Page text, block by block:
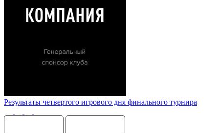
Результаты четвертого игрового дня финального турнира